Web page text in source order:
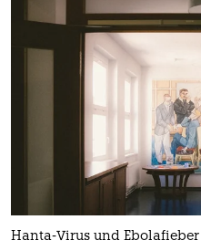
Hanta-Virus und Ebolafieber